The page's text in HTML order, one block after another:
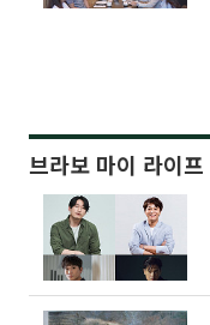
브라보 마이 라이프